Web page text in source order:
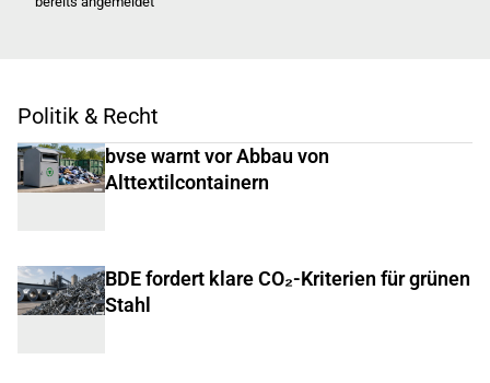
Politik & Recht
bvse warnt vor Abbau von
Alttextilcontainern
BDE fordert klare CO₂-Kriterien für grünen
Stahl